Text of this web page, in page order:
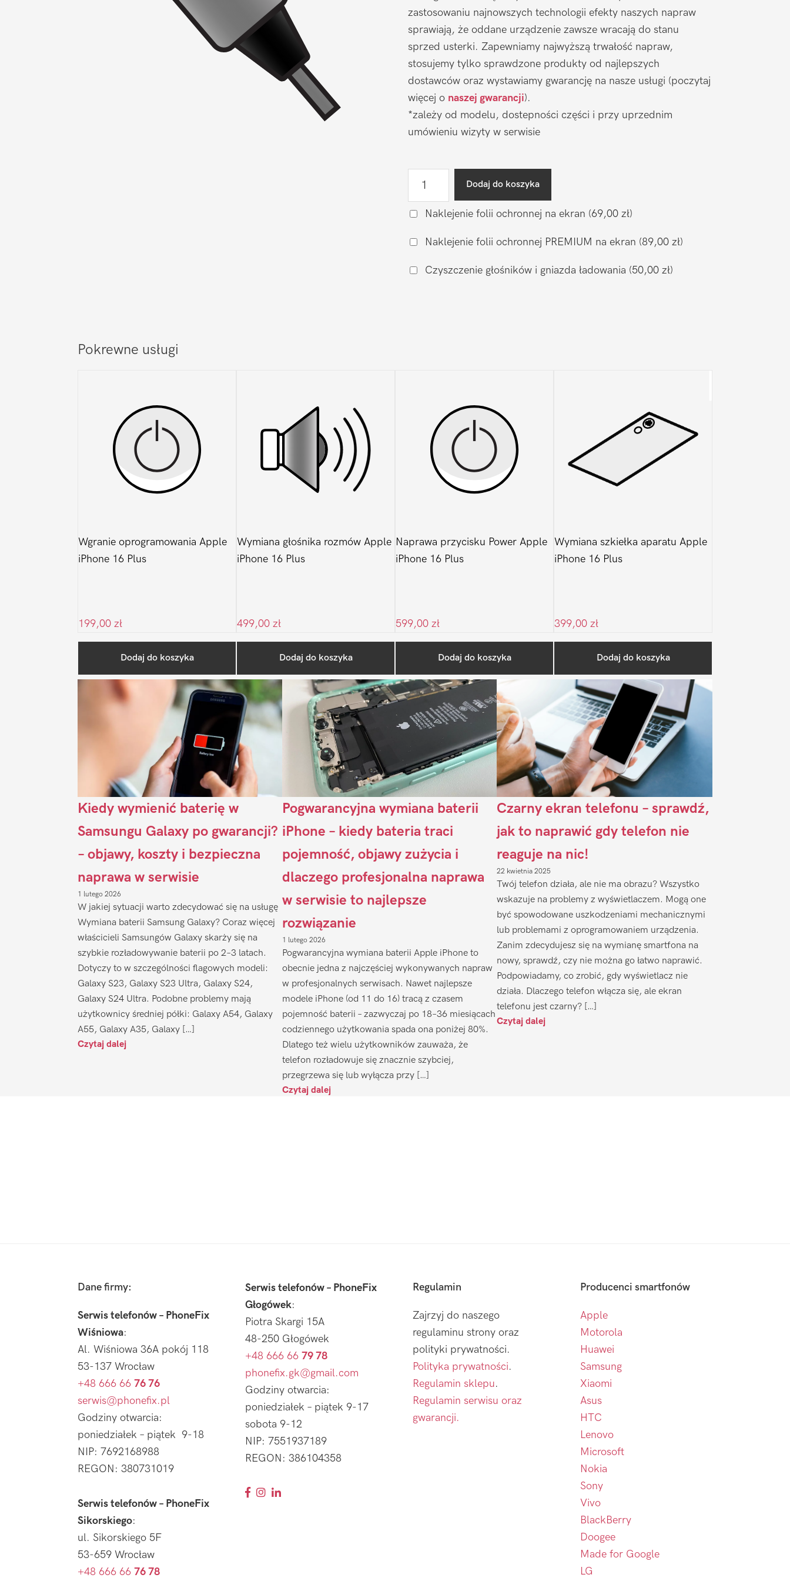
zastosowaniu najnowszych technologii efekty naszych napraw
sprawiają, że oddane urządzenie zawsze wracają do stanu
sprzed usterki. Zapewniamy najwyższą trwałość napraw,
stosujemy tylko sprawdzone produkty od najlepszych
dostawców oraz wystawiamy gwarancję na nasze usługi (poczytaj
więcej o naszej gwarancji).
*zależy od modelu, dostepności części i przy uprzednim
umówieniu wizyty w serwisie
gniazda
Apple
Dodaj do koszyka
Naklejenie folii ochronnej na ekran (69,00 zł)
Naklejenie folii ochronnej PREMIUM na ekran (89,00 zł)
Czyszczenie głośników i gniazda ładowania (50,00 zł)
Pokrewne usługi
Wgranie oprogramowania Apple
iPhone 16 Plus
199,00 zł
Dodaj do koszyka
Wymiana głośnika rozmów Apple
iPhone 16 Plus
499,00 zł
Dodaj do koszyka
Naprawa przycisku Power Apple
iPhone 16 Plus
599,00 zł
Dodaj do koszyka
Wymiana szkiełka aparatu Apple
iPhone 16 Plus
399,00 zł
Dodaj do koszyka
Sidebar
Ostatnio na blogu
Kiedy wymienić baterię w
Samsungu Galaxy po gwarancji?
– objawy, koszty i bezpieczna
naprawa w serwisie
1 lutego 2026
W jakiej sytuacji warto zdecydować się na usługę
Wymiana baterii Samsung Galaxy? Coraz więcej
właścicieli Samsungów Galaxy skarży się na
szybkie rozładowywanie baterii po 2–3 latach.
Dotyczy to w szczególności flagowych modeli:
Galaxy S23, Galaxy S23 Ultra, Galaxy S24,
Galaxy S24 Ultra. Podobne problemy mają
użytkownicy średniej półki: Galaxy A54, Galaxy
A55, Galaxy A35, Galaxy […]
Czytaj dalej
Pogwarancyjna wymiana baterii
iPhone – kiedy bateria traci
pojemność, objawy zużycia i
dlaczego profesjonalna naprawa
w serwisie to najlepsze
rozwiązanie
1 lutego 2026
Pogwarancyjna wymiana baterii Apple iPhone to
obecnie jedna z najczęściej wykonywanych napraw
w profesjonalnych serwisach. Nawet najlepsze
modele iPhone (od 11 do 16) tracą z czasem
pojemność baterii – zazwyczaj po 18–36 miesiącach
codziennego użytkowania spada ona poniżej 80%.
Dlatego też wielu użytkowników zauważa, że
telefon rozładowuje się znacznie szybciej,
przegrzewa się lub wyłącza przy […]
Czytaj dalej
Czarny ekran telefonu – sprawdź,
jak to naprawić gdy telefon nie
reaguje na nic!
22 kwietnia 2025
Twój telefon działa, ale nie ma obrazu? Wszystko
wskazuje na problemy z wyświetlaczem. Mogą one
być spowodowane uszkodzeniami mechanicznymi
lub problemami z oprogramowaniem urządzenia.
Zanim zdecydujesz się na wymianę smartfona na
nowy, sprawdź, czy nie można go łatwo naprawić.
Podpowiadamy, co zrobić, gdy wyświetlacz nie
działa. Dlaczego telefon włącza się, ale ekran
telefonu jest czarny? […]
Czytaj dalej
Dane firmy:
Serwis telefonów – PhoneFix
Wiśniowa:
Al. Wiśniowa 36A pokój 118
53-137 Wrocław
+48 666 66 76 76
serwis@phonefix.pl
Godziny otwarcia:
poniedziałek – piątek 9-18
NIP: 7692168988
REGON: 380731019
Serwis telefonów – PhoneFix
Sikorskiego:
ul. Sikorskiego 5F
53-659 Wrocław
+48 666 66 76 78
Serwis telefonów – PhoneFix
Głogówek:
Piotra Skargi 15A
48-250 Głogówek
+48 666 66 79 78
phonefix.gk@gmail.com
Godziny otwarcia:
poniedziałek – piątek 9-17
sobota 9-12
NIP: 7551937189
REGON: 386104358
Regulamin
Zajrzyj do naszego
regulaminu strony oraz
polityki prywatności.
Polityka prywatności.
Regulamin sklepu.
Regulamin serwisu oraz
gwarancji.
Producenci smartfonów
Apple
Motorola
Huawei
Samsung
Xiaomi
Asus
HTC
Lenovo
Microsoft
Nokia
Sony
Vivo
BlackBerry
Doogee
Made for Google
LG